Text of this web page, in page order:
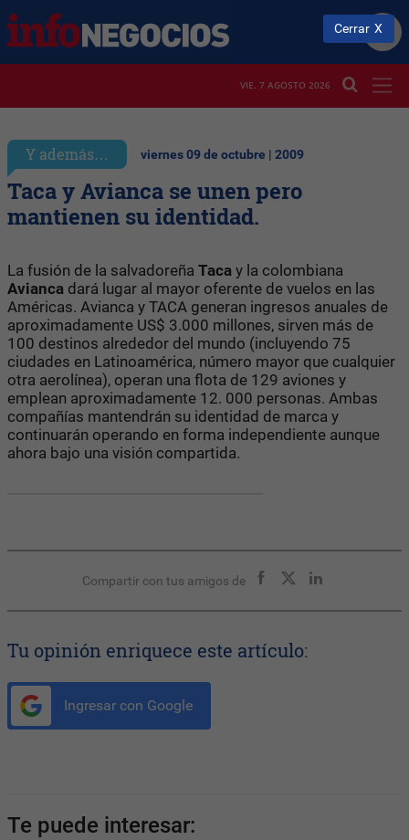
VIE. 7 AGOSTO 2026
Y además… viernes 09 de octubre | 2009
Taca y Avianca se unen pero
mantienen su identidad.
La fusión de la salvadoreña Taca y la colombiana
Avianca dará lugar al mayor oferente de vuelos en las
Américas. Avianca y TACA generan ingresos anuales de
aproximadamente US$ 3.000 millones, sirven más de
100 destinos alrededor del mundo (incluyendo 75
ciudades en Latinoamérica, número mayor que cualquier
otra aerolínea), operan una flota de 129 aviones y
emplean aproximadamente 12. 000 personas. Ambas
compañías mantendrán su identidad de marca y
continuarán operando en forma independiente aunque
ahora bajo una visión compartida.
Compartir con tus amigos de
Tu opinión enriquece este artículo:
Ingresar con Google
Te puede interesar:
Cerrar